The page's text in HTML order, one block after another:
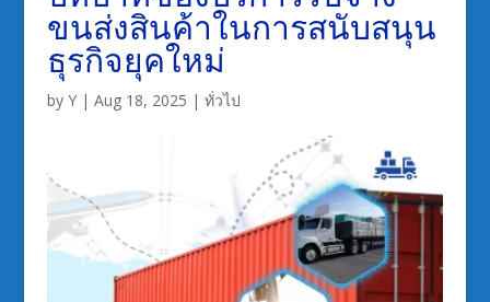
ขนส่งสินค้าในการสนับสนุน
ธุรกิจยุคใหม่
by Y| Aug 18, 2025 | ทั่วไป